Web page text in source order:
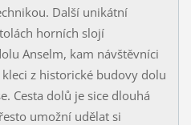
Další unikátní
horních slojí
Anselm, kam návštěvníci
z historické budovy dolu
Cesta dolů je sice dlouhá
umožní udělat si